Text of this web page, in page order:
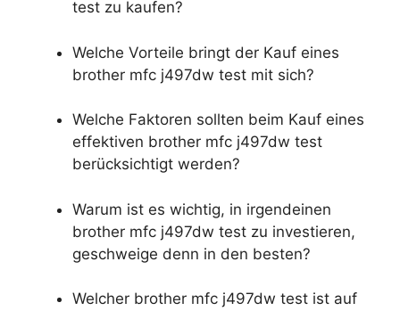
test zu kaufen?
Welche Vorteile bringt der Kauf eines
brother mfc j497dw test mit sich?
Welche Faktoren sollten beim Kauf eines
effektiven brother mfc j497dw test
berücksichtigt werden?
Warum ist es wichtig, in irgendeinen
brother mfc j497dw test zu investieren,
geschweige denn in den besten?
Welcher brother mfc j497dw test ist auf